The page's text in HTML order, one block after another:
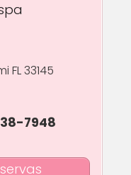
FL 33145
7948